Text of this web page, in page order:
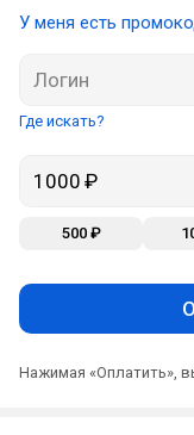
У меня есть
Где искать?
500 ₽
Нажимая «Оплатить»,